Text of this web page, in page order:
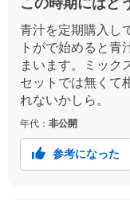
この時期にはど
青汁を定期購入し
トがで始めると青
まいます。ミック
セットでは無くて
れないかしら。
年代： 非公開
参考になった